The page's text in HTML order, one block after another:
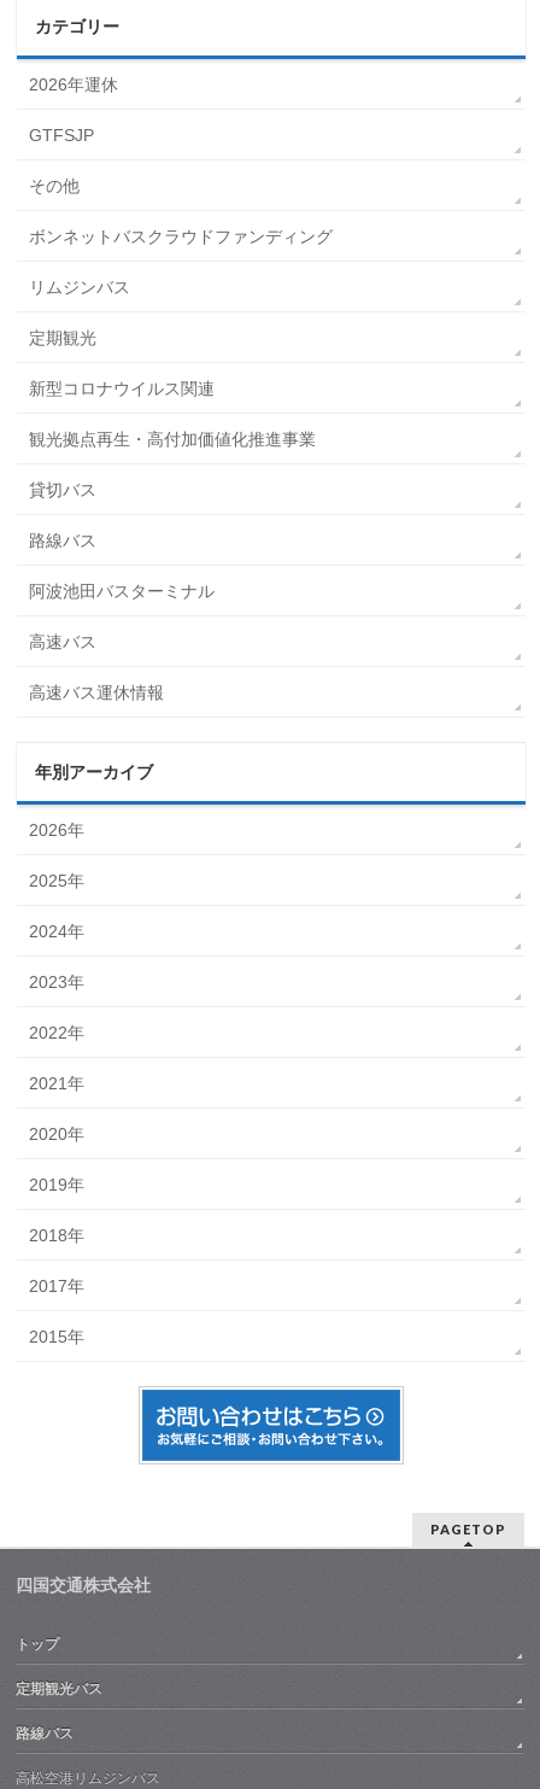
カテゴリー
2026年運休
GTFSJP
その他
ボンネットバスクラウドファンディング
リムジンバス
定期観光
新型コロナウイルス関連
観光拠点再生・高付加価値化推進事業
貸切バス
路線バス
阿波池田バスターミナル
高速バス
高速バス運休情報
年別アーカイブ
2026年
2025年
2024年
2023年
2022年
2021年
2020年
2019年
2018年
2017年
2015年
PAGETOP
四国交通株式会社
トップ
定期観光バス
路線バス
高松空港リムジンバス